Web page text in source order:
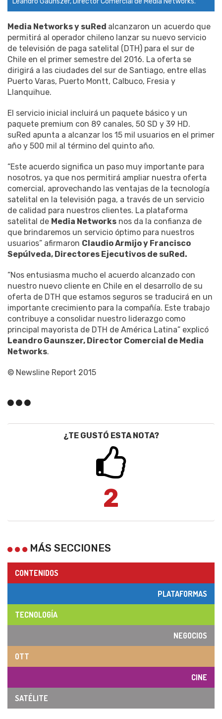
Media Networks y suRed alcanzaron un acuerdo que
permitirá al operador chileno lanzar su nuevo servicio
de televisión de paga satelital (DTH) para el sur de
Chile en el primer semestre del 2016. La oferta se
dirigirá a las ciudades del sur de Santiago, entre ellas
Puerto Varas, Puerto Montt, Calbuco, Fresia y
Llanquihue.
El servicio inicial incluirá un paquete básico y un
paquete premium con 89 canales, 50 SD y 39 HD.
suRed apunta a alcanzar los 15 mil usuarios en el primer
año y 500 mil al término del quinto año.
“Este acuerdo significa un paso muy importante para
nosotros, ya que nos permitirá ampliar nuestra oferta
comercial, aprovechando las ventajas de la tecnología
satelital en la televisión paga, a través de un servicio
de calidad para nuestros clientes. La plataforma
satelital de Media Networks nos da la confianza de
que brindaremos un servicio óptimo para nuestros
usuarios” afirmaron Claudio Armijo y Francisco
Sepúlveda, Directores Ejecutivos de suRed.
“Nos entusiasma mucho el acuerdo alcanzado con
nuestro nuevo cliente en Chile en el desarrollo de su
oferta de DTH que estamos seguros se traducirá en un
importante crecimiento para la compañía. Este trabajo
contribuye a consolidar nuestro liderazgo como
principal mayorista de DTH de América Latina” explicó
Leandro Gaunszer, Director Comercial de Media
Networks.
© Newsline Report 2015
¿TE GUSTÓ ESTA NOTA?
2
MÁS SECCIONES
CONTENIDOS
PLATAFORMAS
TECNOLOGÍA
NEGOCIOS
OTT
CINE
SATÉLITE